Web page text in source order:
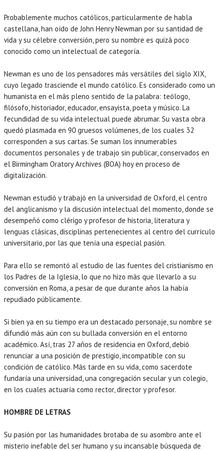
Probablemente muchos católicos, particularmente de habla
castellana, han oído de John Henry Newman por su santidad de
vida y su célebre conversión, pero su nombre es quizá poco
conocido como un intelectual de categoría.
Newman es uno de los pensadores más versátiles del siglo XIX,
cuyo legado trasciende el mundo católico. Es considerado como un
humanista en el más pleno sentido de la palabra: teólogo,
filósofo, historiador, educador, ensayista, poeta y músico. La
fecundidad de su vida intelectual puede abrumar. Su vasta obra
quedó plasmada en 90 gruesos volúmenes, de los cuales 32
corresponden a sus cartas. Se suman los innumerables
documentos personales y de trabajo sin publicar, conservados en
el Birmingham Oratory Archives (BOA) hoy en proceso de
digitalización.
Newman estudió y trabajó en la universidad de Oxford, el centro
del anglicanismo y la discusión intelectual del momento, donde se
desempeñó como clérigo y profesor de historia, literatura y
lenguas clásicas, disciplinas pertenecientes al centro del currículo
universitario, por las que tenía una especial pasión.
Para ello se remontó al estudio de las fuentes del cristianismo en
los Padres de la Iglesia, lo que no hizo más que llevarlo a su
conversión en Roma, a pesar de que durante años la había
repudiado públicamente.
Si bien ya en su tiempo era un destacado personaje, su nombre se
difundió más aún con su bullada conversión en el entorno
académico. Así, tras 27 años de residencia en Oxford, debió
renunciar a una posición de prestigio, incompatible con su
condición de católico. Más tarde en su vida, como sacerdote
fundaría una universidad, una congregación secular y un colegio,
en los cuales actuaría como rector, director y profesor.
HOMBRE DE LETRAS
Su pasión por las humanidades brotaba de su asombro ante el
misterio inefable del ser humano y su incansable búsqueda de